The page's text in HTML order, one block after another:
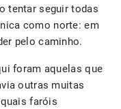
tentar seguir todas
como norte: em
pelo caminho.
foram aquelas que
outras muitas
faróis